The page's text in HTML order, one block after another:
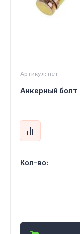
Артикул: нет
Анкерный болт
Кол-во: